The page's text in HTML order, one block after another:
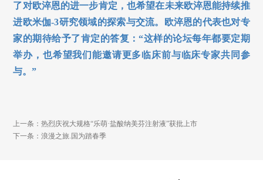
了对欧淬恩的进一步肯定，也希望在未来欧淬恩能持续推
进欧米伽-3研究领域的探索与交流。欧淬恩的代表也对专
家的期待给予了肯定的答复：“这样的论坛每年都要定期
举办，也希望我们能邀请更多临床前与临床专家共同参
与。”
上一条：热烈庆祝大规格“乐萌·盐酸纳美芬注射液”获批上市
下一条：浪漫之旅.国为踏春季